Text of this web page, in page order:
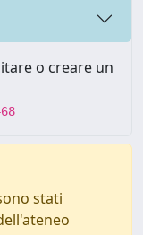
o creare un
stati